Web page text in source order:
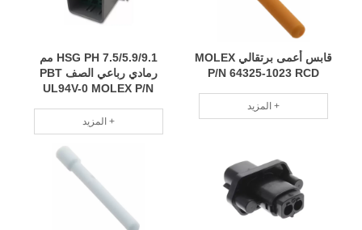
HSG PH 7.5/5.9/9.1 مم
رمادي رباعي الصف PBT
UL94V-0 MOLEX P/N
المزيد +
قابس أعمى برتقالي MOLEX
P/N 64325-1023 RCD
المزيد +